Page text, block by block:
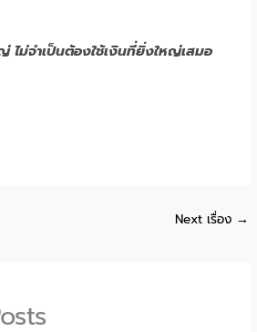
ไม่จำเป็นต้องใช้เงินที่ยิ่งใหญ่เสมอ
Next เรื่อง →